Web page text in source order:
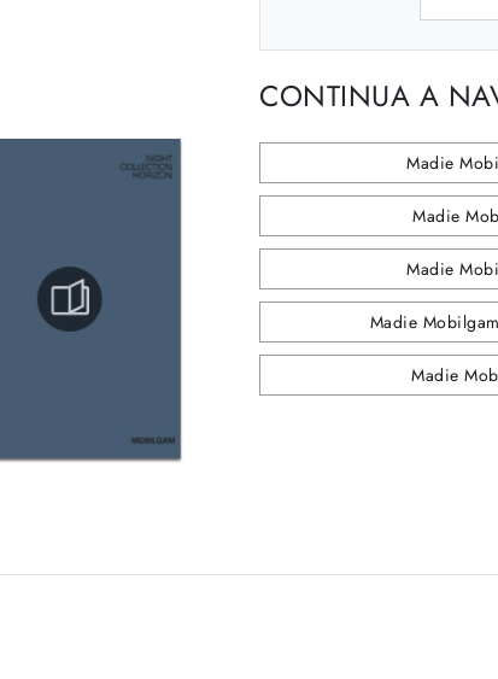
CONTINUA A
Madie
Madie
Madie
Madie
Madie